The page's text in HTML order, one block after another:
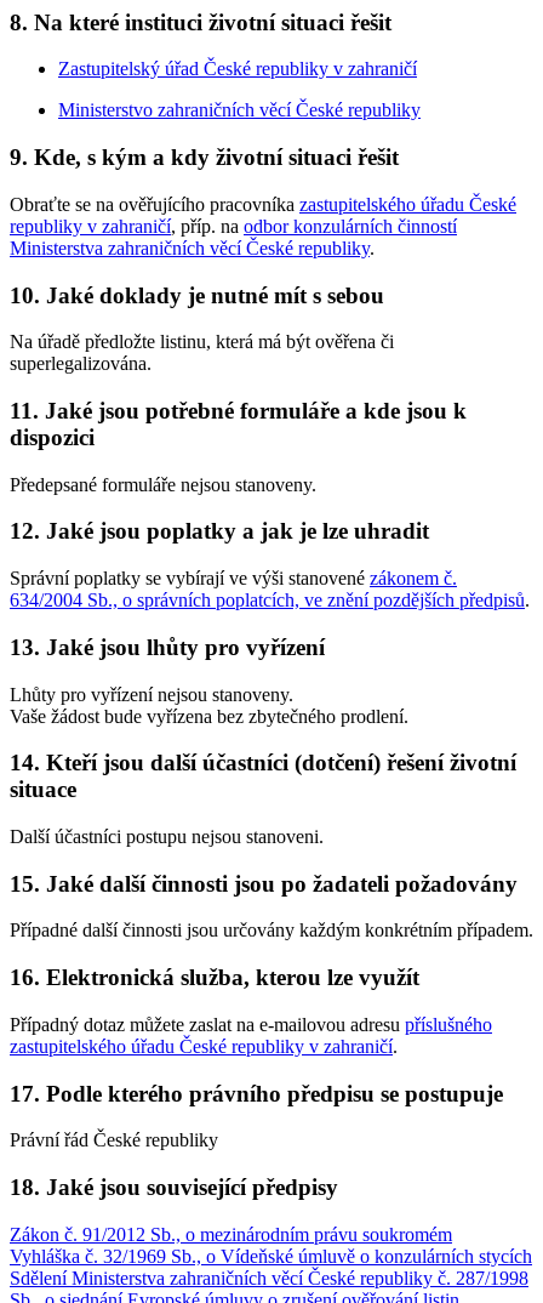
8. Na které instituci životní situaci řešit
Zastupitelský úřad České republiky v zahraničí
Ministerstvo zahraničních věcí České republiky
9. Kde, s kým a kdy životní situaci řešit
Obraťte se na ověřujícího pracovníka zastupitelského úřadu České
republiky v zahraničí, příp. na odbor konzulárních činností
Ministerstva zahraničních věcí České republiky.
10. Jaké doklady je nutné mít s sebou
Na úřadě předložte listinu, která má být ověřena či
superlegalizována.
11. Jaké jsou potřebné formuláře a kde jsou k
dispozici
Předepsané formuláře nejsou stanoveny.
12. Jaké jsou poplatky a jak je lze uhradit
Správní poplatky se vybírají ve výši stanovené zákonem č.
634/2004 Sb., o správních poplatcích, ve znění pozdějších předpisů.
13. Jaké jsou lhůty pro vyřízení
Lhůty pro vyřízení nejsou stanoveny.
Vaše žádost bude vyřízena bez zbytečného prodlení.
14. Kteří jsou další účastníci (dotčení) řešení životní
situace
Další účastníci postupu nejsou stanoveni.
15. Jaké další činnosti jsou po žadateli požadovány
Případné další činnosti jsou určovány každým konkrétním případem.
16. Elektronická služba, kterou lze využít
Případný dotaz můžete zaslat na e-mailovou adresu příslušného
zastupitelského úřadu České republiky v zahraničí.
17. Podle kterého právního předpisu se postupuje
Právní řád České republiky
18. Jaké jsou související předpisy
Zákon č. 91/2012 Sb., o mezinárodním právu soukromém
Vyhláška č. 32/1969 Sb., o Vídeňské úmluvě o konzulárních stycích
Sdělení Ministerstva zahraničních věcí České republiky č. 287/1998